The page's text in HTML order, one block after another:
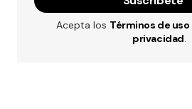
Acepta los Términos de uso
privacidad.